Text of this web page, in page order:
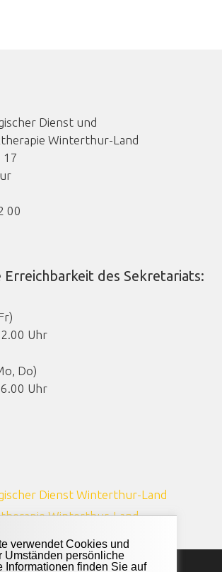
verwendet Cookies und
Umständen persönliche
Informationen finden Sie auf
Dienst und
Winterthur-Land
17
00
Erreichbarkeit des Sekretariats:
Uhr
Do)
Uhr
Dienst Winterthur-Land
Winterthur-Land